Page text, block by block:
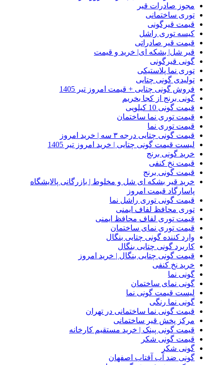
مجوز صادرات قیر
توری ساختمانی
قیمت قیرگونی
کیسه توری راشل
قیمت قیر صادراتی
قیر شل| بشکه ای| خرید و قیمت
گونی قیرگونی
توری نما پلاستیکی
تولیدی گونی چتایی
فروش گونی چتایی + قیمت امروز تیر 1405
گونی برنج از کجا بخریم
قیمت گونی 10 کیلویی
قیمت توری نما ساختمان
قیمت توری نما
قیمت گونی چتایی درجه ۳ سه | خرید امروز
لیست قیمت گونی چتایی | خرید امروز تیر 1405
خرید گونی برنج
قیمت نخ کنفی
قیمت گونی برنج
خرید قیر بشکه ای شل و مخلوط | بازرگانی پالایشگاه
پاسارگاد قیمت امروز
قیمت گونی توری راشل نما
توری محافظ لفاف ایمنی
قیمت توری لفاف محافظ ایمنی
قیمت توری نمای ساختمان
وارد کننده گونی چتایی بنگال
کاربرد گونی چتایی بنگال
قیمت گونی چتایی بنگال | خرید امروز
خرید نخ کنفی
گونی نما
گونی نمای ساختمان
لیست قیمت گونی نما
گونی نما رنگی
قیمت گونی نما ساختمانی در تهران
مرکز پخش قیر ساختمانی
قیمت گونی پینک | خرید مستقیم کارخانه
قیمت گونی شکر
گونی شکر
گونی ضد آب آفتاب اصفهان